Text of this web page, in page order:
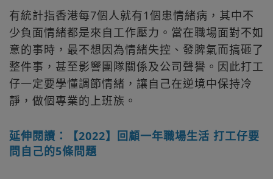
有統計指香港每7個人就有1個患情緒病，其中不
少負面情緒都是來自工作壓力。當在職場面對不如
意的事時，最不想因為情緒失控、發脾氣而搞砸了
整件事，甚至影響團隊關係及公司聲譽。因此打工
仔一定要學懂調節情緒，讓自己在逆境中保持冷
靜，做個專業的上班族。
延伸閱讀：【2022】回顧一年職場生活 打工仔要
問自己的5條問題